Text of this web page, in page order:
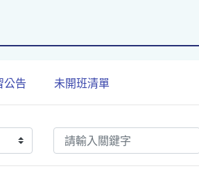
公告 未開班清單